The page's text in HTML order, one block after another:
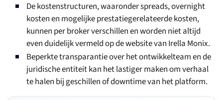
De kostenstructuren, waaronder spreads, overnight
kosten en mogelijke prestatiegerelateerde kosten,
kunnen per broker verschillen en worden niet altijd
even duidelijk vermeld op de website van Irella Monix.
Beperkte transparantie over het ontwikkelteam en de
juridische entiteit kan het lastiger maken om verhaal
te halen bij geschillen of downtime van het platform.